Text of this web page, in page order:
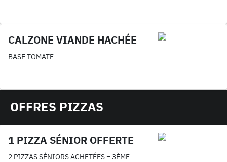
CALZONE VIANDE HACHÉE
BASE TOMATE
OFFRES PIZZAS
1 PIZZA SÉNIOR OFFERTE
2 PIZZAS SÉNIORS ACHETÉES = 3ÈME